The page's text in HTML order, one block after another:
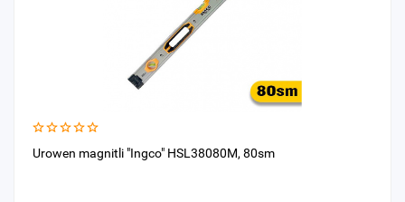
Urowen magnitli "Ingco" HSL38080M, 80sm